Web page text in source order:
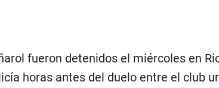
fueron detenidos el miércoles en
horas antes del duelo entre el club